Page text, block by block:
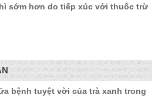
sớm hơn do tiếp xúc với thuốc trừ
bệnh tuyệt vời của trà xanh trong